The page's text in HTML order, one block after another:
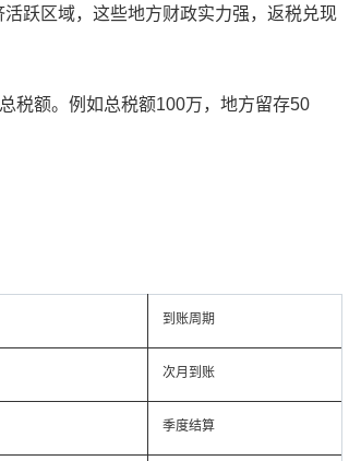
跃区域，这些地方财政实力强，返税兑现
税额。例如总税额100万，地方留存50
到账周期
次月到账
季度结算